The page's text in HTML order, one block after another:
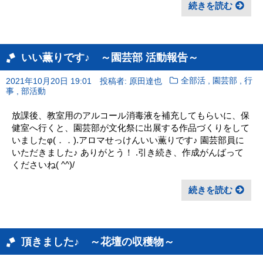
続きを読む
いい薫りです♪ ～園芸部 活動報告～
2021年10月20日 19:01 投稿者: 原田達也 全部活 , 園芸部 ,行
事 , 部活動
放課後、教室用のアルコール消毒液を補充してもらいに、保
健室へ行くと、園芸部が文化祭に出展する作品づくりをして
いましたφ(．．).アロマせっけんいい薫りです♪ 園芸部員に
いただきました♪ ありがとう！ .引き続き、作成がんばって
くださいね( ^^)/
続きを読む
頂きました♪ ～花壇の収穫物～